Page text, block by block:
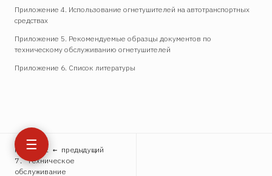
☰
Приложение 4. Использование огнетушителей на автотранспортных
средствах
Приложение 5. Рекомендуемые образцы документов по
техническому обслуживанию огнетушителей
Приложение 6. Список литературы
Раздел 2 ← предыдущий
7. Техническое
обслуживание